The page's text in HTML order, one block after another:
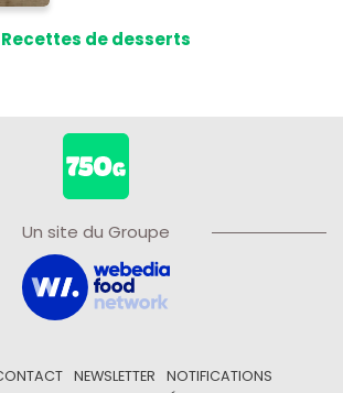
Recettes de desserts
Un site du Groupe
NEWSLETTER
NOTIFICATIONS